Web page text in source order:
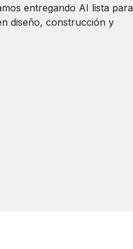
entregando AI lista para
diseño, construcción y